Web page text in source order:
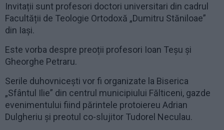
Invitații sunt profesori doctori universitari din cadrul
Facultății de Teologie Ortodoxă „Dumitru Stăniloae”
din Iași.
Este vorba despre preoții profesori Ioan Teșu și
Gheorghe Petraru.
Serile duhovnicești vor fi organizate la Biserica
„Sfântul Ilie” din centrul municipiului Fălticeni, gazde
evenimentului fiind părintele protoiereu Adrian
Dulgheriu și preotul co-slujitor Tudorel Neculau.